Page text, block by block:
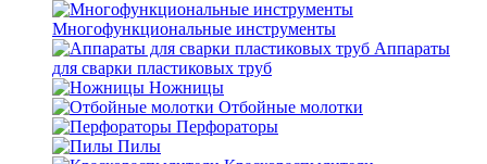
Многофункциональные инструменты
Аппараты
для сварки пластиковых труб
Ножницы
Отбойные молотки
Перфораторы
Пилы